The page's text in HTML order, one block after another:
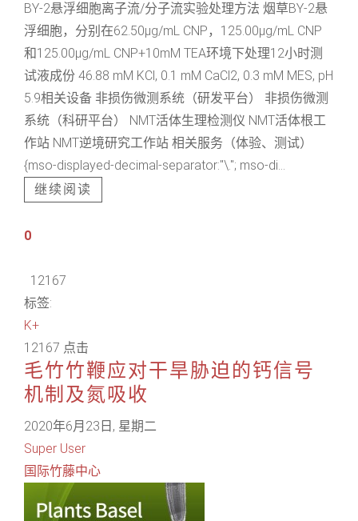
BY-2悬浮细胞离子流/分子流实验处理方法 烟草BY-2悬
浮细胞，分别在62.50μg/mL CNP，125.00μg/mL CNP
和125.00μg/mL CNP+10mM TEA环境下处理12小时测
试液成份 46.88 mM KCl, 0.1 mM CaCl2, 0.3 mM MES, pH
5.9相关设备 非损伤微测系统（研发平台） 非损伤微测
系统（科研平台） NMT活体生理检测仪 NMT活体根工
作站 NMT逆境研究工作站 相关服务（体验、测试）
{mso-displayed-decimal-separator:"\."; mso-di...
继续阅读
0
12167
标签:
K+
12167 点击
毛竹竹鞭应对干旱胁迫的钙信号
机制及氮吸收
2020年6月23日, 星期二
Super User
国际竹藤中心